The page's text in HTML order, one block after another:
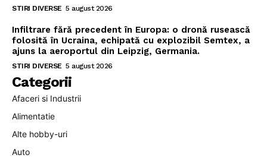
STIRI DIVERSE 5 august 2026
Infiltrare fără precedent în Europa: o dronă rusească
folosită în Ucraina, echipată cu explozibil Semtex, a
ajuns la aeroportul din Leipzig, Germania.
STIRI DIVERSE 5 august 2026
Categorii
Afaceri si Industrii
Alimentatie
Alte hobby-uri
Auto